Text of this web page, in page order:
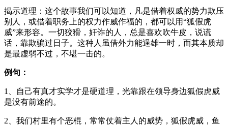
揭示道理：这个故事我们可以知道，凡是借着权威的势力欺压
别人，或借着职务上的权力作威作福的，都可以用“狐假虎
威”来形容。一切狡猾，奸诈的人，总是喜欢吹牛皮，说谎
话，靠欺骗过日子。这种人虽借外力能逞雄一时，而其本质却
是最虚弱不过，不堪一击的。
例句：
1、自己有真才实学才是硬道理，光靠跟在领导身边狐假虎威
是没有前途的。
2、我们村里有个恶棍，常常仗着主人的威势，狐假虎威，鱼